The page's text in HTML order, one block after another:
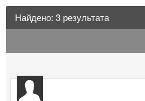
Найдено: 3 результата